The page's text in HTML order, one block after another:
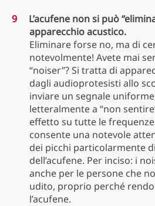
L’acufene non si può
apparecchio acustico.
Eliminare forse no, ma di
notevolmente! Avete mai
“noiser”? Si tratta di
dagli audioprotesisti allo
inviare un segnale
letteralmente a “non
effetto su tutte le
consente una notevole
dei picchi particolarmente
dell’acufene. Per inciso: i
anche per le persone che
udito, proprio perché
l’acufene.